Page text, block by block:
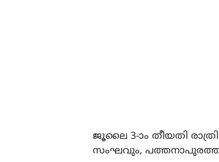
ജൂലൈ 3-ാം തീയതി
സംഘവും,